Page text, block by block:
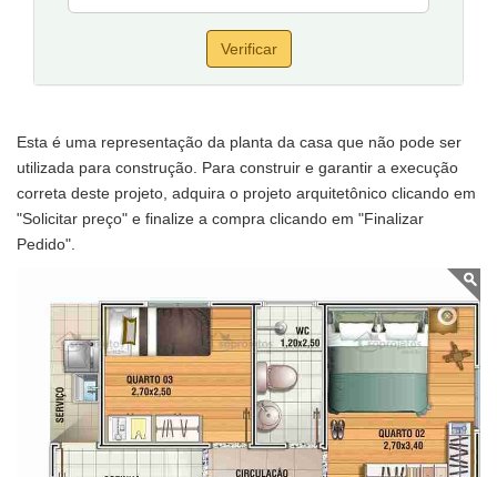
Verificar
Esta é uma representação da planta da casa que não pode ser
utilizada para construção. Para construir e garantir a execução
correta deste projeto, adquira o projeto arquitetônico clicando em
"Solicitar preço" e finalize a compra clicando em "Finalizar
Pedido".